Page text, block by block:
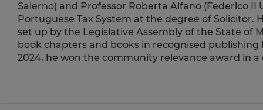
Salerno) and Professor Roberta Alfano (Federico
Portuguese Tax System at the degree of
set up by the Legislative Assembly of the State of
book chapters and books in recognised
2024, he won the community relevance award in